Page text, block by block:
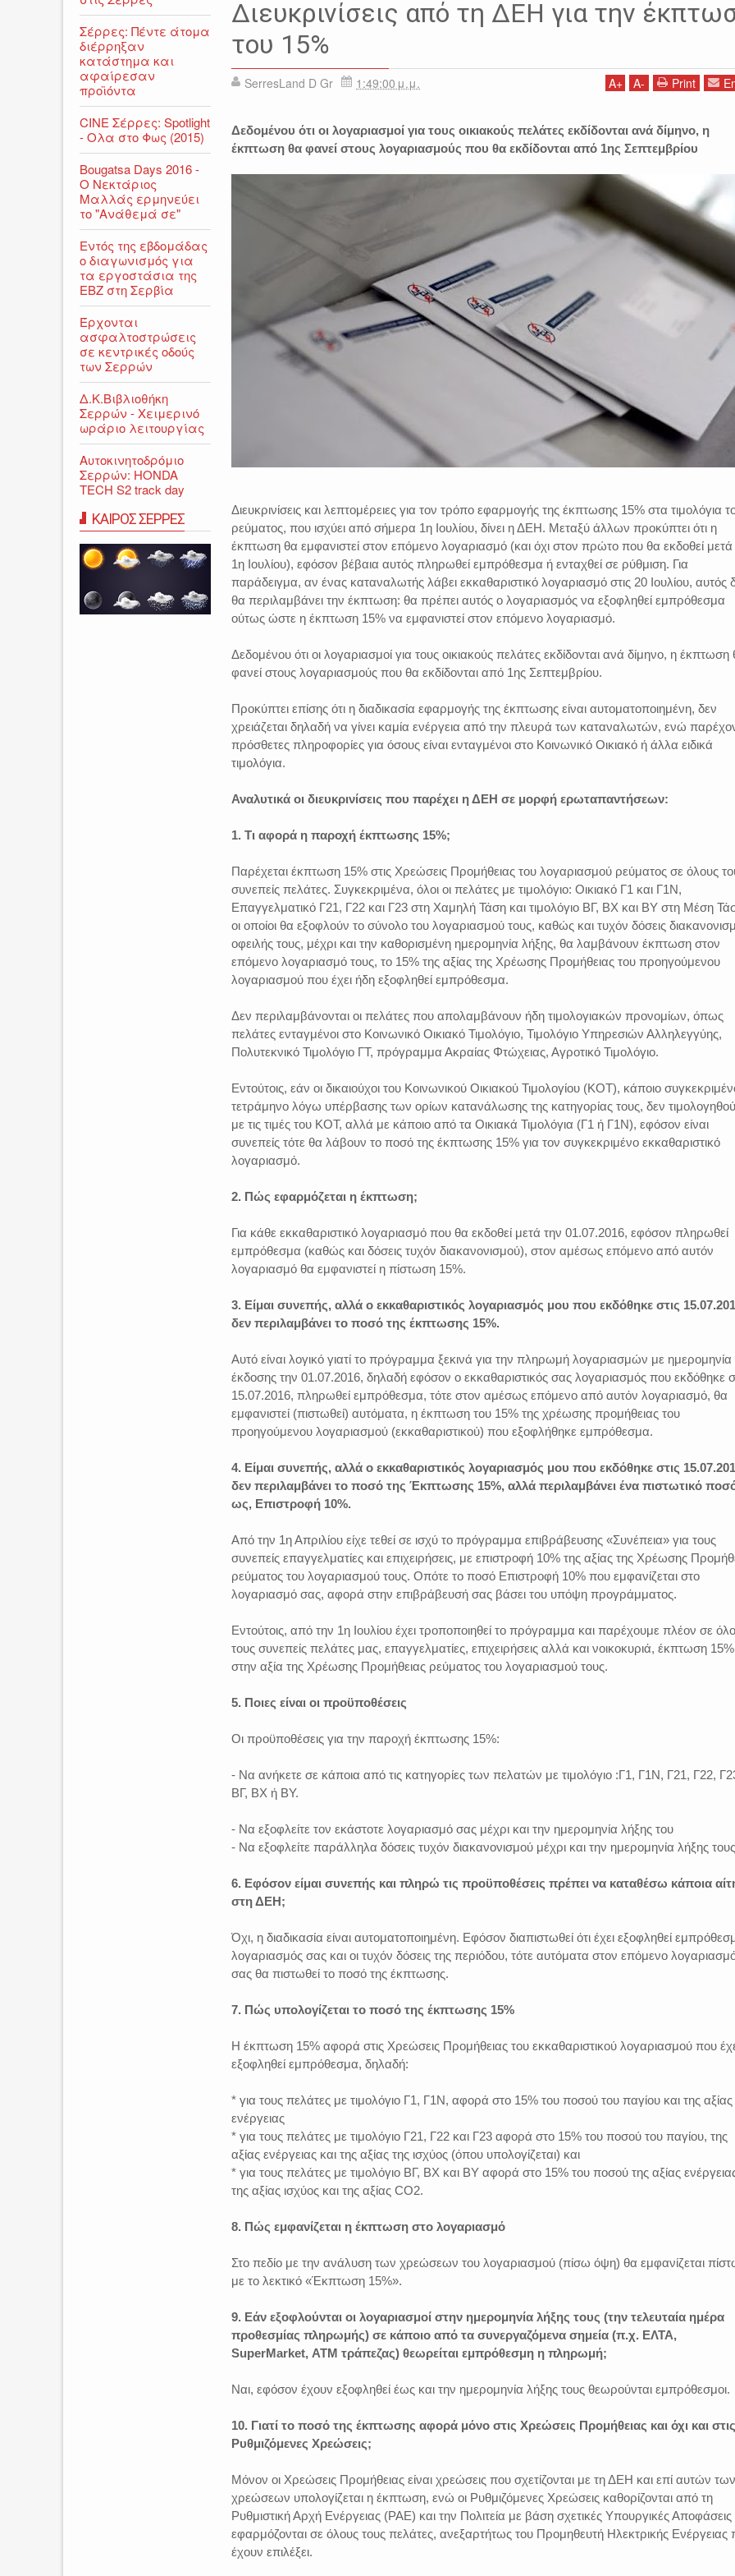
Διευκρινίσεις από τη ΔΕΗ για την
του 15%
SerresLand D Gr 1:49:00 μ.μ. A+ A- Print
Δεδομένου ότι οι λογαριασμοί για τους οικιακούς πελάτες εκδίδονται ανά δίμηνο, η
έκπτωση θα φανεί στους λογαριασμούς που θα εκδίδονται από 1ης Σεπτεμβρίου
Διευκρινίσεις και λεπτομέρειες για τον τρόπο εφαρμογής της έκπτωσης 15% στα τιμολόγια
ρεύματος, που ισχύει από σήμερα 1η Ιουλίου, δίνει η ΔΕΗ. Μεταξύ άλλων προκύπτει ότι η
έκπτωση θα εμφανιστεί στον επόμενο λογαριασμό (και όχι στον πρώτο που θα εκδοθεί μετά
1η Ιουλίου), εφόσον βέβαια αυτός πληρωθεί εμπρόθεσμα ή ενταχθεί σε ρύθμιση. Για
παράδειγμα, αν ένας καταναλωτής λάβει εκκαθαριστικό λογαριασμό στις 20 Ιουλίου, αυτός
θα περιλαμβάνει την έκπτωση: θα πρέπει αυτός ο λογαριασμός να εξοφληθεί εμπρόθεσμα
ούτως ώστε η έκπτωση 15% να εμφανιστεί στον επόμενο λογαριασμό.
Δεδομένου ότι οι λογαριασμοί για τους οικιακούς πελάτες εκδίδονται ανά δίμηνο, η έκπτωση
φανεί στους λογαριασμούς που θα εκδίδονται από 1ης Σεπτεμβρίου.
Προκύπτει επίσης ότι η διαδικασία εφαρμογής της έκπτωσης είναι αυτοματοποιημένη, δεν
χρειάζεται δηλαδή να γίνει καμία ενέργεια από την πλευρά των καταναλωτών, ενώ
πρόσθετες πληροφορίες για όσους είναι ενταγμένοι στο Κοινωνικό Οικιακό ή άλλα ειδικά
τιμολόγια.
Αναλυτικά οι διευκρινίσεις που παρέχει η ΔΕΗ σε μορφή ερωταπαντήσεων:
1. Τι αφορά η παροχή έκπτωσης 15%;
Παρέχεται έκπτωση 15% στις Χρεώσεις Προμήθειας του λογαριασμού ρεύματος σε όλους
συνεπείς πελάτες. Συγκεκριμένα, όλοι οι πελάτες με τιμολόγιο: Οικιακό Γ1 και Γ1Ν,
Επαγγελματικό Γ21, Γ22 και Γ23 στη Χαμηλή Τάση και τιμολόγιο ΒΓ, ΒΧ και ΒΥ στη Μέση
οι οποίοι θα εξοφλούν το σύνολο του λογαριασμού τους, καθώς και τυχόν δόσεις
οφειλής τους, μέχρι και την καθορισμένη ημερομηνία λήξης, θα λαμβάνουν έκπτωση στον
επόμενο λογαριασμό τους, το 15% της αξίας της Χρέωσης Προμήθειας του προηγούμενου
λογαριασμού που έχει ήδη εξοφληθεί εμπρόθεσμα.
Δεν περιλαμβάνονται οι πελάτες που απολαμβάνουν ήδη τιμολογιακών προνομίων, όπως
πελάτες ενταγμένοι στο Κοινωνικό Οικιακό Τιμολόγιο, Τιμολόγιο Υπηρεσιών Αλληλεγγύης,
Πολυτεκνικό Τιμολόγιο ΓΤ, πρόγραμμα Ακραίας Φτώχειας, Αγροτικό Τιμολόγιο.
Εντούτοις, εάν οι δικαιούχοι του Κοινωνικού Οικιακού Τιμολογίου (ΚΟΤ), κάποιο
τετράμηνο λόγω υπέρβασης των ορίων κατανάλωσης της κατηγορίας τους, δεν
με τις τιμές του ΚΟΤ, αλλά με κάποιο από τα Οικιακά Τιμολόγια (Γ1 ή Γ1Ν), εφόσον είναι
συνεπείς τότε θα λάβουν το ποσό της έκπτωσης 15% για τον συγκεκριμένο εκκαθαριστικό
λογαριασμό.
2. Πώς εφαρμόζεται η έκπτωση;
Για κάθε εκκαθαριστικό λογαριασμό που θα εκδοθεί μετά την 01.07.2016, εφόσον πληρωθεί
εμπρόθεσμα (καθώς και δόσεις τυχόν διακανονισμού), στον αμέσως επόμενο από αυτόν
λογαριασμό θα εμφανιστεί η πίστωση 15%.
3. Είμαι συνεπής, αλλά ο εκκαθαριστικός λογαριασμός μου που εκδόθηκε στις
δεν περιλαμβάνει το ποσό της έκπτωσης 15%.
Αυτό είναι λογικό γιατί το πρόγραμμα ξεκινά για την πληρωμή λογαριασμών με ημερομηνία
έκδοσης την 01.07.2016, δηλαδή εφόσον ο εκκαθαριστικός σας λογαριασμός που εκδόθηκε
15.07.2016, πληρωθεί εμπρόθεσμα, τότε στον αμέσως επόμενο από αυτόν λογαριασμό, θα
εμφανιστεί (πιστωθεί) αυτόματα, η έκπτωση του 15% της χρέωσης προμήθειας του
προηγούμενου λογαριασμού (εκκαθαριστικού) που εξοφλήθηκε εμπρόθεσμα.
4. Είμαι συνεπής, αλλά ο εκκαθαριστικός λογαριασμός μου που εκδόθηκε στις
δεν περιλαμβάνει το ποσό της Έκπτωσης 15%, αλλά περιλαμβάνει ένα πιστωτικό
ως, Επιστροφή 10%.
Από την 1η Απριλίου είχε τεθεί σε ισχύ το πρόγραμμα επιβράβευσης «Συνέπεια» για τους
συνεπείς επαγγελματίες και επιχειρήσεις, με επιστροφή 10% της αξίας της Χρέωσης
ρεύματος του λογαριασμού τους. Οπότε το ποσό Επιστροφή 10% που εμφανίζεται στο
λογαριασμό σας, αφορά στην επιβράβευσή σας βάσει του υπόψη προγράμματος.
Εντούτοις, από την 1η Ιουλίου έχει τροποποιηθεί το πρόγραμμα και παρέχουμε πλέον σε
τους συνεπείς πελάτες μας, επαγγελματίες, επιχειρήσεις αλλά και νοικοκυριά, έκπτωση 15%
στην αξία της Χρέωσης Προμήθειας ρεύματος του λογαριασμού τους.
5. Ποιες είναι οι προϋποθέσεις
Οι προϋποθέσεις για την παροχή έκπτωσης 15%:
- Να ανήκετε σε κάποια από τις κατηγορίες των πελατών με τιμολόγιο :Γ1, Γ1Ν, Γ21, Γ22,
ΒΓ, ΒΧ ή ΒΥ.
- Να εξοφλείτε τον εκάστοτε λογαριασμό σας μέχρι και την ημερομηνία λήξης του
- Να εξοφλείτε παράλληλα δόσεις τυχόν διακανονισμού μέχρι και την ημερομηνία λήξης τους
6. Εφόσον είμαι συνεπής και πληρώ τις προϋποθέσεις πρέπει να καταθέσω κάποια
στη ΔΕΗ;
Όχι, η διαδικασία είναι αυτοματοποιημένη. Εφόσον διαπιστωθεί ότι έχει εξοφληθεί
λογαριασμός σας και οι τυχόν δόσεις της περιόδου, τότε αυτόματα στον επόμενο
σας θα πιστωθεί το ποσό της έκπτωσης.
7. Πώς υπολογίζεται το ποσό της έκπτωσης 15%
Η έκπτωση 15% αφορά στις Χρεώσεις Προμήθειας του εκκαθαριστικού λογαριασμού που
εξοφληθεί εμπρόθεσμα, δηλαδή:
* για τους πελάτες με τιμολόγιο Γ1, Γ1Ν, αφορά στο 15% του ποσού του παγίου και της αξίας
ενέργειας
* για τους πελάτες με τιμολόγιο Γ21, Γ22 και Γ23 αφορά στο 15% του ποσού του παγίου, της
αξίας ενέργειας και της αξίας της ισχύος (όπου υπολογίζεται) και
* για τους πελάτες με τιμολόγιο ΒΓ, ΒΧ και ΒΥ αφορά στο 15% του ποσού της αξίας
της αξίας ισχύος και της αξίας CO2.
8. Πώς εμφανίζεται η έκπτωση στο λογαριασμό
Στο πεδίο με την ανάλυση των χρεώσεων του λογαριασμού (πίσω όψη) θα εμφανίζεται
με το λεκτικό «Έκπτωση 15%».
9. Εάν εξοφλούνται οι λογαριασμοί στην ημερομηνία λήξης τους (την τελευταία ημέρα
προθεσμίας πληρωμής) σε κάποιο από τα συνεργαζόμενα σημεία (π.χ. ΕΛΤΑ,
SuperMarket, ΑΤΜ τράπεζας) θεωρείται εμπρόθεσμη η πληρωμή;
Ναι, εφόσον έχουν εξοφληθεί έως και την ημερομηνία λήξης τους θεωρούνται εμπρόθεσμοι.
10. Γιατί το ποσό της έκπτωσης αφορά μόνο στις Χρεώσεις Προμήθειας και όχι και στις
Ρυθμιζόμενες Χρεώσεις;
Μόνον οι Χρεώσεις Προμήθειας είναι χρεώσεις που σχετίζονται με τη ΔΕΗ και επί αυτών των
χρεώσεων υπολογίζεται η έκπτωση, ενώ οι Ρυθμιζόμενες Χρεώσεις καθορίζονται από τη
Ρυθμιστική Αρχή Ενέργειας (ΡΑΕ) και την Πολιτεία με βάση σχετικές Υπουργικές Αποφάσεις
εφαρμόζονται σε όλους τους πελάτες, ανεξαρτήτως του Προμηθευτή Ηλεκτρικής Ενέργειας
έχουν επιλέξει.
Σέρρες: Πέντε άτομα
διέρρηξαν
κατάστημα και
αφαίρεσαν
προϊόντα
CINE Σέρρες: Spotlight
- Ολα στο Φως (2015)
Bougatsa Days 2016 -
Ο Νεκτάριος
Μαλλάς ερμηνεύει
το "Ανάθεμά σε"
Εντός της εβδομάδας
ο διαγωνισμός για
τα εργοστάσια της
ΕΒΖ στη Σερβία
Έρχονται
ασφαλτοστρώσεις
σε κεντρικές οδούς
των Σερρών
Δ.Κ.Βιβλιοθήκη
Σερρών - Χειμερινό
ωράριο λειτουργίας
Αυτοκινητοδρόμιο
Σερρών: HONDA
TECH S2 track day
ΚΑΙΡΟΣ ΣΕΡΡΕΣ